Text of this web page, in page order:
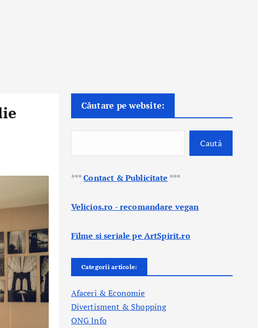
Căutare pe website:
Caută
***Contact & Publicitate ***
Velicios.ro - recomandare vegan
Filme si seriale pe ArtSpirit.ro
Categorii articole:
Afaceri & Economie
Divertisment & Shopping
ONG Info